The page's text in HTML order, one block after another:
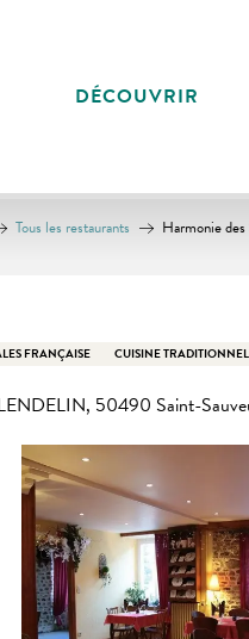
DÉCOUVRIR
Tous les restaurants Harmonie des
FRANÇAISE CUISINE
50490 Saint-